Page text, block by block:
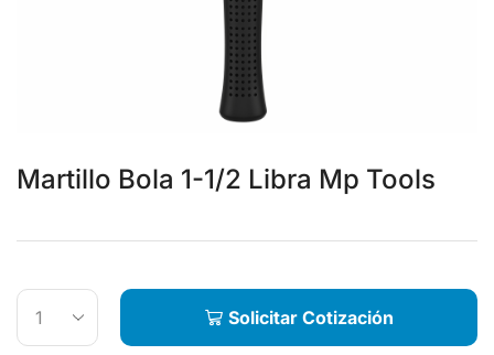
Martillo Bola 1-1/2 Libra Mp Tools
Solicitar Cotización